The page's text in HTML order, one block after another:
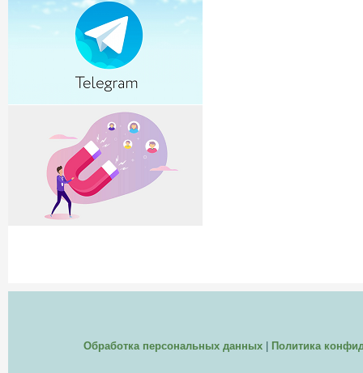
Обработка персональных данных| Политика